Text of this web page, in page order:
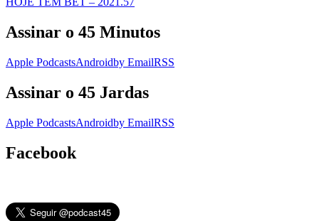
Assinar o 45 Minutos
Apple PodcastsAndroidby EmailRSS
Assinar o 45 Jardas
Apple PodcastsAndroidby EmailRSS
Facebook